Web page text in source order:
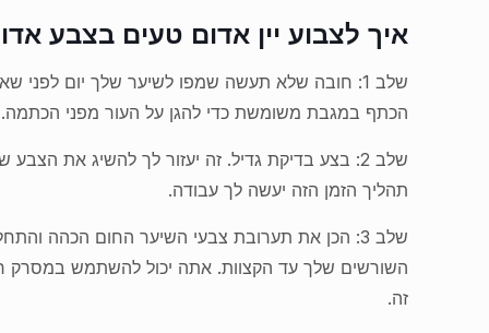
איך לצבוע יין אדום טעים בצבע
שלב 1: חובה שלא תעשה שמפו לשיער שלך יום
הכתף במגבת משומשת כדי להגן על העור מפני
תהליך הזמן הזה יעשה לך עבודה.
שלב 3: הכן את תערובת צבעי השיער החום
זה.